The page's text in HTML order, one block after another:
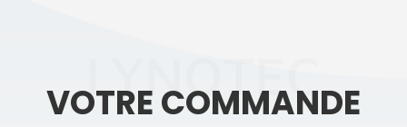
LYNOTEC
VOTRE COMMANDE